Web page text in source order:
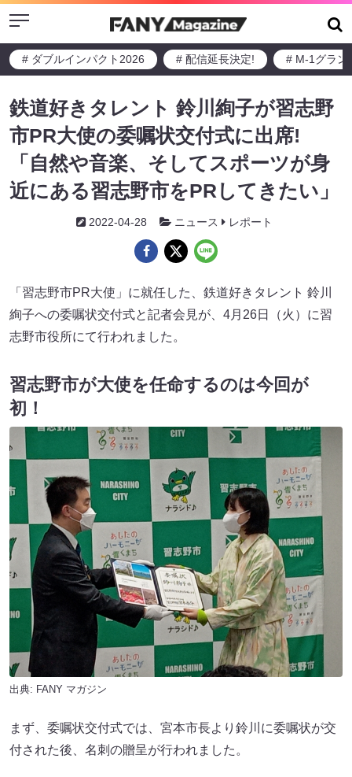
Menu
# ダブルインパクト2026 # 配信延長決定! # M-1グラン
鉄道好きタレント 鈴川絢子が習志野
市PR大使の委嘱状交付式に出席!
「自然や音楽、そしてスポーツが身
近にある習志野市をPRしてきたい」
2022-04-28 ニュース レポート
「習志野市PR大使」に就任した、鉄道好きタレント 鈴川
絢子への委嘱状交付式と記者会見が、4月26日（火）に習
志野市役所にて行われました。
習志野市が大使を任命するのは今回が
初！
出典: FANY マガジン
まず、委嘱状交付式では、宮本市長より鈴川に委嘱状が交
付された後、名刺の贈呈が行われました。